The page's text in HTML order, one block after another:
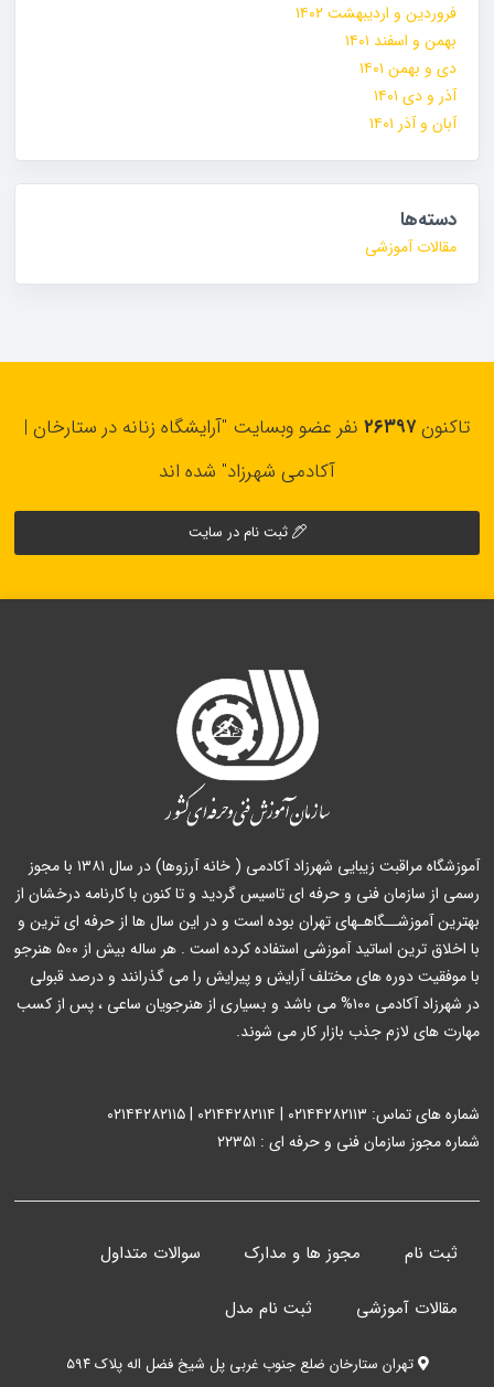
فروردین و اردیبهشت ۱۴۰۲
بهمن و اسفند ۱۴۰۱
دی و بهمن ۱۴۰۱
آذر و دی ۱۴۰۱
آبان و آذر ۱۴۰۱
دسته‌ها
مقالات آموزشی
تاکنون۲۶۳۹۷ نفر عضو وبسایت "آرایشگاه زنانه در ستارخان |
آکادمی شهرزاد" شده اند
ثبت نام در سایت
آموزشگاه مراقبت زیبایی شهرزاد آکادمی ( خانه آرزوها) در سال ۱۳۸۱ با مجوز
رسمی از سازمان فنی و حرفه ای تاسیس گردید و تا کنون با کارنامه درخشان از
بهترین آموزشــگاهـهای تهران بوده است و در این سال ها از حرفه ای ترین و
با اخلاق ترین اساتید آموزشی استفاده کرده است . هر ساله بیش از ۵۰۰ هنرجو
با موفقیت دوره های مختلف آرایش و پیرایش را می گذرانند و درصد قبولی
در شهرزاد آکادمی ۱۰۰% می باشد و بسیاری از هنرجویان ساعی ، پس از کسب
مهارت های لازم جذب بازار کار می شوند.
شماره های تماس: ۰۲۱۴۴۲۸۲۱۱۳ | ۰۲۱۴۴۲۸۲۱۱۴ | ۰۲۱۴۴۲۸۲۱۱۵
شماره مجوز سازمان فنی و حرفه ای : ۲۲۳۵۱
ثبت نام مجوز ها و مدارک سوالات متداول
مقالات آموزشی ثبت نام مدل
تهران ستارخان ضلع جنوب غربی پل شیخ فضل اله پلاک ۵۹۴